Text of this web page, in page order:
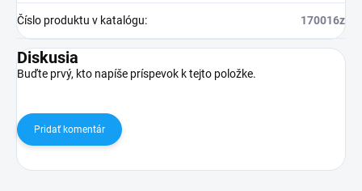
Číslo produktu v katalógu: 170016z
Diskusia
Buďte prvý, kto napíše príspevok k tejto položke.
Pridať komentár